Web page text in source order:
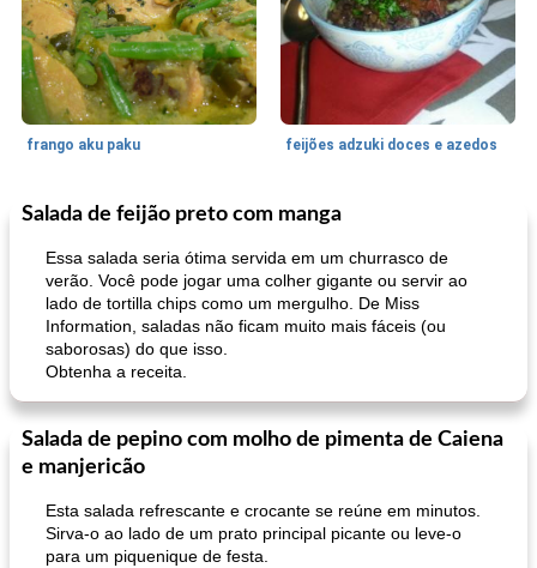
frango aku paku feijões adzuki doces e azedos
30min
Bolos
muffins de farelo de harriet
Sudoeste da Ásia (Oriente Médio)
sopa de lentilha líbia
Salada de feijão preto com manga
Essa salada seria ótima servida em um churrasco de
verão. Você pode jogar uma colher gigante ou servir ao
lado de tortilla chips como um mergulho. De Miss
Information, saladas não ficam muito mais fáceis (ou
saborosas) do que isso.
Obtenha a receita.
Salada de pepino com molho de pimenta de Caiena
e manjericão
Esta salada refrescante e crocante se reúne em minutos.
Sirva-o ao lado de um prato principal picante ou leve-o
para um piquenique de festa.